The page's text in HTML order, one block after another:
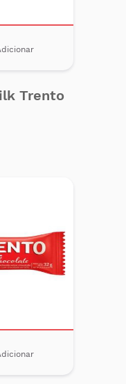
Trento